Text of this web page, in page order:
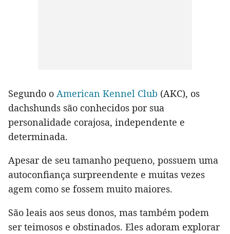
Segundo o American Kennel Club (AKC), os
dachshunds são conhecidos por sua
personalidade corajosa, independente e
determinada.
Apesar de seu tamanho pequeno, possuem uma
autoconfiança surpreendente e muitas vezes
agem como se fossem muito maiores.
São leais aos seus donos, mas também podem
ser teimosos e obstinados. Eles adoram explorar